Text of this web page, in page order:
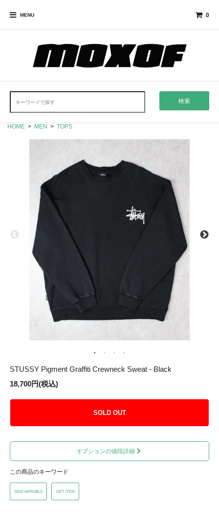
MENU 0
検索
HOME > MEN > TOPS
STUSSY Pigment Graffiti Crewneck Sweat - Black
18,700円(税込)
SOLD OUT
オプションの値段詳細
この商品のキーワード
NEW ARRIVALS GIFT ITEM